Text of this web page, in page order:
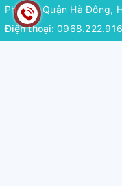
Phú La, Quận Hà Đông,
Điện thoại: 0968.222.916